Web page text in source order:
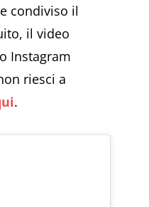
condiviso il
il video
Instagram
riesci a
.